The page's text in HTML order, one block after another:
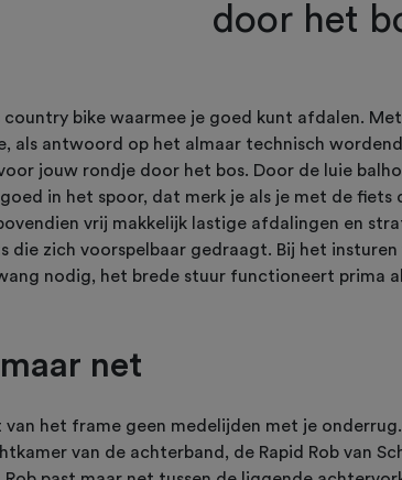
door het
country bike waarmee je goed kunt afdalen.
als antwoord op het almaar technisch
jouw rondje door het bos. Door de luie
in het spoor, dat merk je als je met de
vrij makkelijk lastige afdalingen en
die zich voorspelbaar gedraagt. Bij het
nodig, het brede stuur functioneert prima
net
van het frame geen medelijden met je
van de achterband, de Rapid Rob van